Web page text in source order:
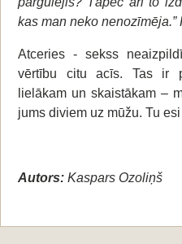
kas man neko nenozīmēja.”
Atceries - sekss
vērtību citu acīs. Tas ir
lielākam un skaistākam –
jums diviem uz mūžu. Tu
Autors: Kaspars Ozoliņš